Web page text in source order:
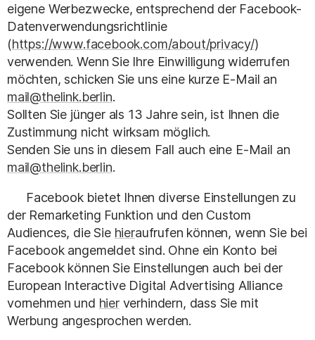
eigene Werbezwecke, entsprechend der Facebook-
Datenverwendungsrichtlinie
(https://www.facebook.com/about/privacy/)
verwenden. Wenn Sie Ihre Einwilligung widerrufen
möchten, schicken Sie uns eine kurze E-Mail an
mail@thelink.berlin.
Sollten Sie jünger als 13 Jahre sein, ist Ihnen die
Zustimmung nicht wirksam möglich.
Senden Sie uns in diesem Fall auch eine E-Mail an
mail@thelink.berlin.
Facebook bietet Ihnen diverse Einstellungen zu
der Remarketing Funktion und den Custom
Audiences, die Sie hieraufrufen können, wenn Sie bei
Facebook angemeldet sind. Ohne ein Konto bei
Facebook können Sie Einstellungen auch bei der
European Interactive Digital Advertising Alliance
vornehmen und hierverhindern, dass Sie mit
Werbung angesprochen werden.